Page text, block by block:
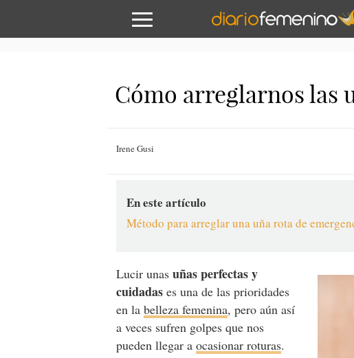
Cómo arreglarnos las
Irene Gusi
En este artículo
Método para arreglar una uña rota de
Lucir unasuñas perfectas y
cuidadas es una de las prioridades
en labelleza femenina, pero aún así
a veces sufren golpes que nos
pueden llegar aocasionar roturas.